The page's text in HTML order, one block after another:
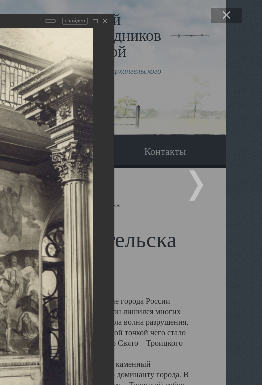
музей
и исповедников
Архангельской
митрополита Архангельского
и Холмогорского Даниила
Вопрос-ответ Контакты
Свято-Троицкий собор Архангельска
Архангельска
мере, чем другие губернские города России
в результате которых он лишился многих
старому Архангельску ударила волна разрушения,
в конце 20 –х годов. Отправной точкой чего стало
- ансамбля кафедрального Свято – Троицкого
величественный каменный
и градостроительную доминанту города. В
слайдер